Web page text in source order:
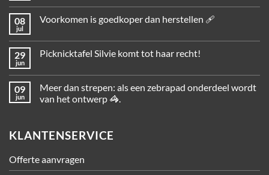
08
jul
Voorkomen is goedkoper dan herstellen 🩹
29
jun
Picknicktafel Silvie komt tot haar recht!
09
jun
Meer dan strepen: als een zebrapad onderdeel wordt
van het ontwerp 🦓.
KLANTENSERVICE
Offerte aanvragen